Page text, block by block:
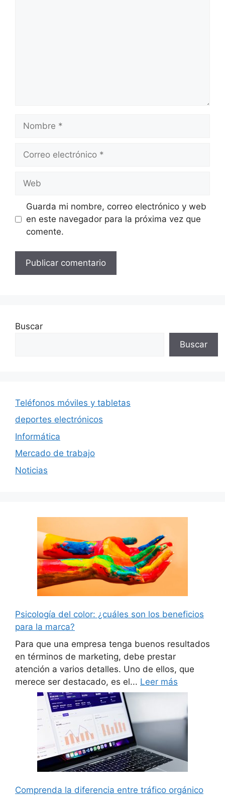
Nombre
Correo
Web
Guarda mi nombre, correo electrónico y web
en este navegador para la próxima vez que
comente.
Buscar
Buscar
Teléfonos móviles y tabletas
deportes electrónicos
Informática
Mercado de trabajo
Noticias
Psicología del color: ¿cuáles son los beneficios
para la marca?
Para que una empresa tenga buenos resultados
en términos de marketing, debe prestar
atención a varios detalles. Uno de ellos, que
merece ser destacado, es el... Leer más
Comprenda la diferencia entre tráfico orgánico